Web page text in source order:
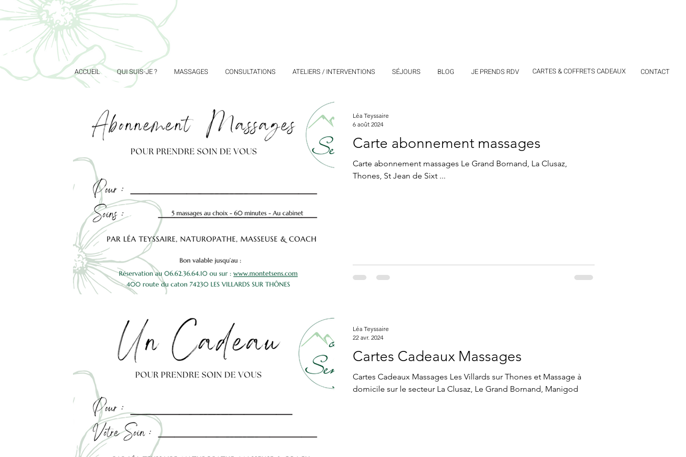
CONTACT
CARTES & COFFRETS CADEAUX
Carte abonnement massages
Carte abonnement massages Le Grand Bornand, La Clusaz,
Thones, St Jean de Sixt ...
Léa Teyssaire
6 août 2024
Cartes Cadeaux Massages
Cartes Cadeaux Massages Les Villards sur Thones et Massage à
domicile sur le secteur La Clusaz, Le Grand Bornand, Manigod
Léa Teyssaire
22 avr. 2024
ACCUEIL QUI SUIS-JE ? MASSAGES CONSULTATIONS ATELIERS / INTERVENTIONS SÉJOURS BLOG JE PRENDS RDV